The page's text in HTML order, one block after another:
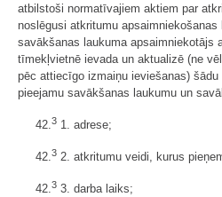
atbilstoši normatīvajiem aktiem par
noslēgusi atkritumu
savākšanas laukuma apsaimniekotājs
tīmekļvietnē ievada un aktualizē (ne
pēc attiecīgo izmaiņu ieviešanas)
pieejamu savākšanas laukumu un
42. 3 1. adrese;
42.3 2. atkritumu veidi, kurus
42.3 3. darba laiks;